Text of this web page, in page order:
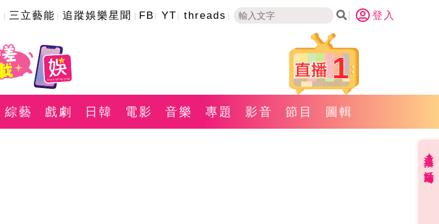
三立藝能 追蹤娛樂星聞 FB YT threads 登入
1
綜藝 戲劇 日韓 電影 音樂 專題 影音 節目 圖輯
直播✦活動